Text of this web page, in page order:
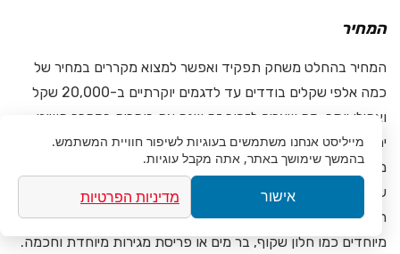
המחיר
המחיר בהחלט משחק תפקיד ואפשר למצוא מקררים במחיר של
כמה אלפי שקלים בודדים עד לדגמים יוקרתיים ב-20,000 שקל
ואפילו יותר. מה שצריך לזכור זה שגם אם בוחרים במקרר פשוט
יחסית, ב-2,000 עד 6,000 שקל, עדיין אפשר למצוא מקררים
מאוד נוחים, אמינים, שיש להם קירור מעולה, שהם שקטים וכאלה
שמחזיקים להרבה שנים. מה שכן זה שצריך לזכור שבטווח המחירים
הזה נצטרך כנראה לוותר על שטח אחסון גדול מאוד או על פיצ׳רים
מיוחדים כמו חלון שקוף, בר מים או פריסת מגירות מיוחדת וחכמה.
מייליסט אנחנו משתמשים בעוגיות לשיפור חוויית המשתמש.
בהמשך שימושך באתר, אתה מקבל עוגיות.
אישור מדיניות הפרטיות